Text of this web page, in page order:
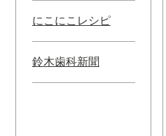
にこにこレシピ
鈴木歯科新聞